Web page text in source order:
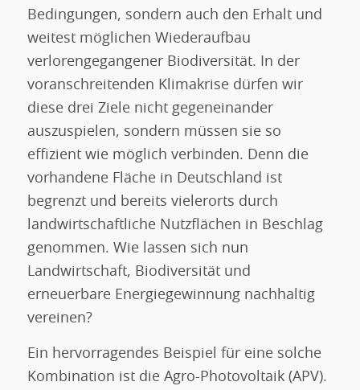
Bedingungen, sondern auch den Erhalt und
weitest möglichen Wiederaufbau
verlorengegangener Biodiversität. In der
voranschreitenden Klimakrise dürfen wir
diese drei Ziele nicht gegeneinander
auszuspielen, sondern müssen sie so
effizient wie möglich verbinden. Denn die
vorhandene Fläche in Deutschland ist
begrenzt und bereits vielerorts durch
landwirtschaftliche Nutzflächen in Beschlag
genommen. Wie lassen sich nun
Landwirtschaft, Biodiversität und
erneuerbare Energiegewinnung nachhaltig
vereinen?
Ein hervorragendes Beispiel für eine solche
Kombination ist die Agro-Photovoltaik (APV).